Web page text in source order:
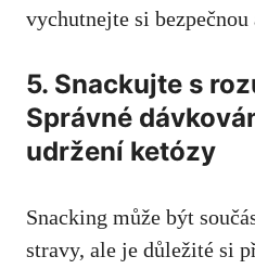
vychutnejte si
5. Snackujte‍ s
Správné
udržení ketózy
Snacking může být
stravy, ale je důležité si